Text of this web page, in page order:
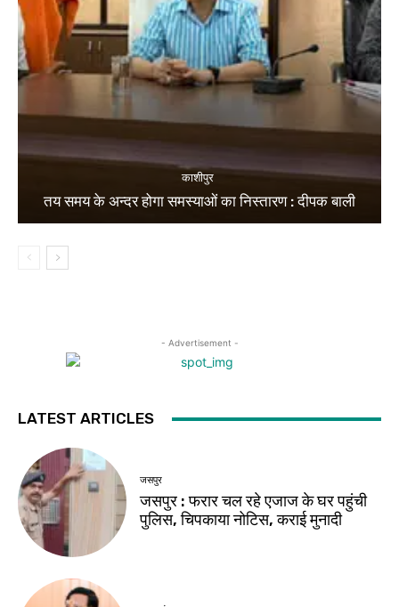
काशीपुर
तय समय के अन्दर होगा समस्याओं का निस्तारण : दीपक बाली
- Advertisement -
LATEST ARTICLES
जसपुर
जसपुर : फरार चल रहे एजाज के घर पहुंची
पुलिस, चिपकाया नोटिस, कराई मुनादी